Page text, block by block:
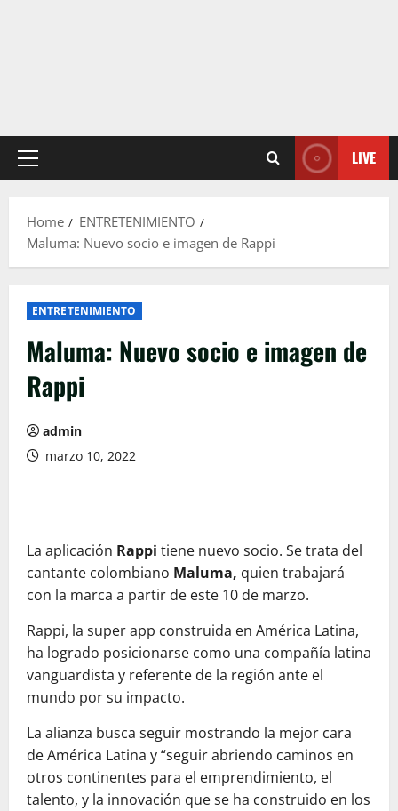
Primary
LIVE
Home
ENTRETENIMIENTO
Maluma: Nuevo socio e imagen de Rappi
ENTRETENIMIENTO
Maluma: Nuevo socio e imagen de
Rappi
admin
marzo 10, 2022
La aplicación Rappi tiene nuevo socio. Se trata del
cantante colombiano Maluma, quien trabajará
con la marca a partir de este 10 de marzo.
Rappi, la super app construida en América Latina,
ha logrado posicionarse como una compañía latina
vanguardista y referente de la región ante el
mundo por su impacto.
La alianza busca seguir mostrando la mejor cara
de América Latina y “seguir abriendo caminos en
otros continentes para el emprendimiento, el
talento, y la innovación que se ha construido en los